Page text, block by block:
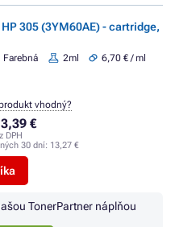
305 (3YM60AE) - cartridge,
Farebná 2ml
6,70 € / ml
€
DPH
30 dní: 13,27 €
vhodný?
TonerPartner náplňou